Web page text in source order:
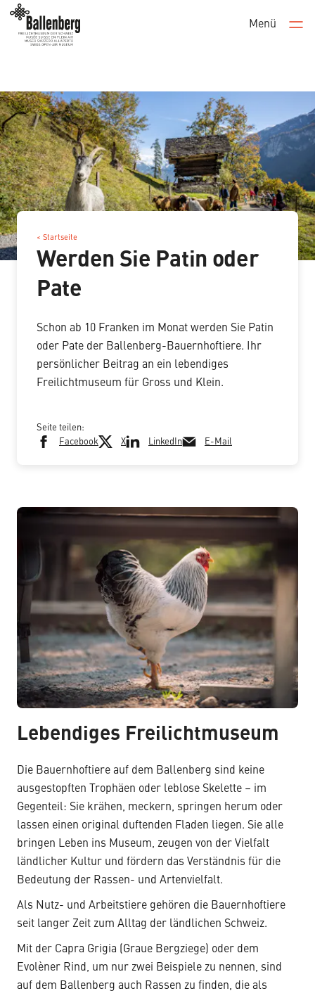
Menü
< Startseite
Werden Sie Patin oder
Pate
Schon ab 10 Franken im Monat werden Sie Patin
oder Pate der Ballenberg-Bauernhoftiere. Ihr
persönlicher Beitrag an ein lebendiges
Freilichtmuseum für Gross und Klein.
Seite teilen:
Facebook
X LinkedIn E-Mail
Lebendiges Freilichtmuseum
Die Bauernhoftiere auf dem Ballenberg sind keine
ausgestopften Trophäen oder leblose Skelette – im
Gegenteil: Sie krähen, meckern, springen herum oder
lassen einen original duftenden Fladen liegen. Sie alle
bringen Leben ins Museum, zeugen von der Vielfalt
ländlicher Kultur und fördern das Verständnis für die
Bedeutung der Rassen- und Artenvielfalt.
Als Nutz- und Arbeitstiere gehören die Bauernhoftiere
seit langer Zeit zum Alltag der ländlichen Schweiz.
Mit der Capra Grigia (Graue Bergziege) oder dem
Evolèner Rind, um nur zwei Beispiele zu nennen, sind
auf dem Ballenberg auch Rassen zu finden, die als